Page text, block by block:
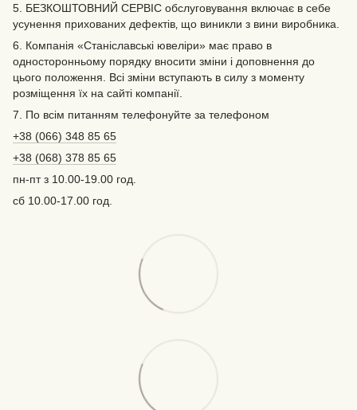
5. БЕЗКОШТОВНИЙ СЕРВІС обслуговування включає в себе
усунення прихованих дефектів‚ що виникли з вини виробника.
6. Компанія «Станіславські ювеліри» має право в
односторонньому порядку вносити зміни і доповнення до
цього положення. Всі зміни вступають в силу з моменту
розміщення їх на сайті компанії.
7. По всім питанням телефонуйте за телефоном
+38 (066) 348 85 65
+38 (068) 378 85 65
пн-пт з 10.00-19.00 год.
сб 10.00-17.00 год.